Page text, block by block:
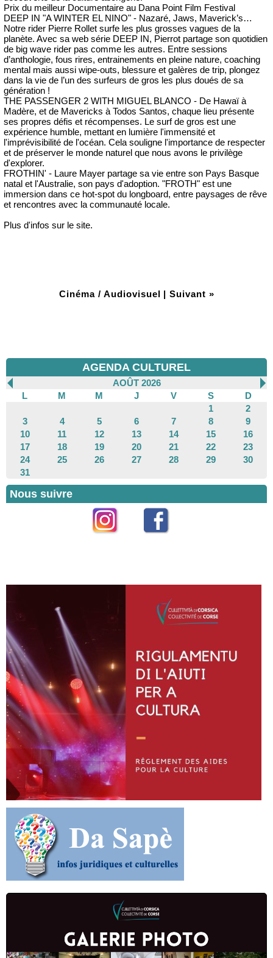
Prix du meilleur Documentaire au Dana Point Film Festival
DEEP IN "A WINTER EL NINO" - Nazaré, Jaws, Maverick’s…
Notre rider Pierre Rollet surfe les plus grosses vagues de la
planète. Avec sa web série DEEP IN, Pierrot partage son quotidien
de big wave rider pas comme les autres. Entre sessions
d’anthologie, fous rires, entrainements en pleine nature, coaching
mental mais aussi wipe-outs, blessure et galères de trip, plongez
dans la vie de l’un des surfeurs de gros les plus doués de sa
génération !
THE PASSENGER 2 WITH MIGUEL BLANCO - De Hawaï à
Madère, et de Mavericks à Todos Santos, chaque lieu présente
ses propres défis et récompenses. Le surf de gros est une
expérience humble, mettant en lumière l'immensité et
l'imprévisibilité de l'océan. Cela souligne l'importance de respecter
et de préserver le monde naturel que nous avons le privilège
d'explorer.
FROTHIN' - Laure Mayer partage sa vie entre son Pays Basque
natal et l'Australie, son pays d'adoption. "FROTH" est une
immersion dans ce hot-spot du longboard, entre paysages de rêve
et rencontres avec la communauté locale.
Plus d'infos sur le site.
Cinéma / Audiovisuel | Suivant »
AGENDA CULTUREL
AOÛT 2026
L
M M J V S
D
1
2
3
4 5 6 7 8
9
10
11 12 13 14 15
16
17
18 19 20 21 22
23
24
25 26 27 28 29
30
31
Nous suivre